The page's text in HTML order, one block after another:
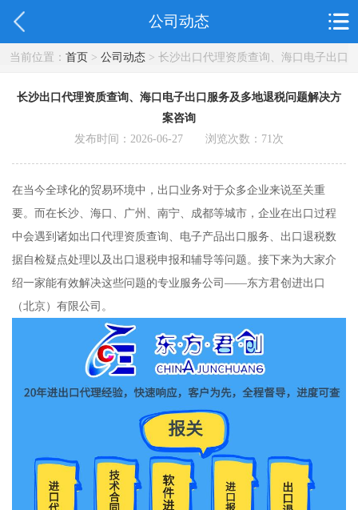
公司动态
当前位置： 首页> 公司动态> 长沙出口代理资质查询、海口电子出口
长沙出口代理资质查询、海口电子出口服务及多地退税问题解决方
案咨询
发布时间：2026-06-27 浏览次数： 71次
在当今全球化的贸易环境中，出口业务对于众多企业来说至关重
要。而在长沙、海口、广州、南宁、成都等城市，企业在出口过程
中会遇到诸如出口代理资质查询、电子产品出口服务、出口退税数
据自检疑点处理以及出口退税申报和辅导等问题。接下来为大家介
绍一家能有效解决这些问题的专业服务公司——东方君创进出口
（北京）有限公司。